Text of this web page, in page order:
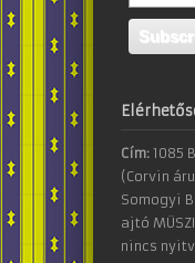
Cím: 1085
(Corvin
Somogyi
ajtó
nincs